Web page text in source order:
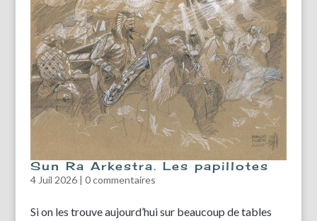
Sun Ra Arkestra. Les papillotes
4 Juil 2026| 0 commentaires
Si on les trouve aujourd’hui sur beaucoup de tables